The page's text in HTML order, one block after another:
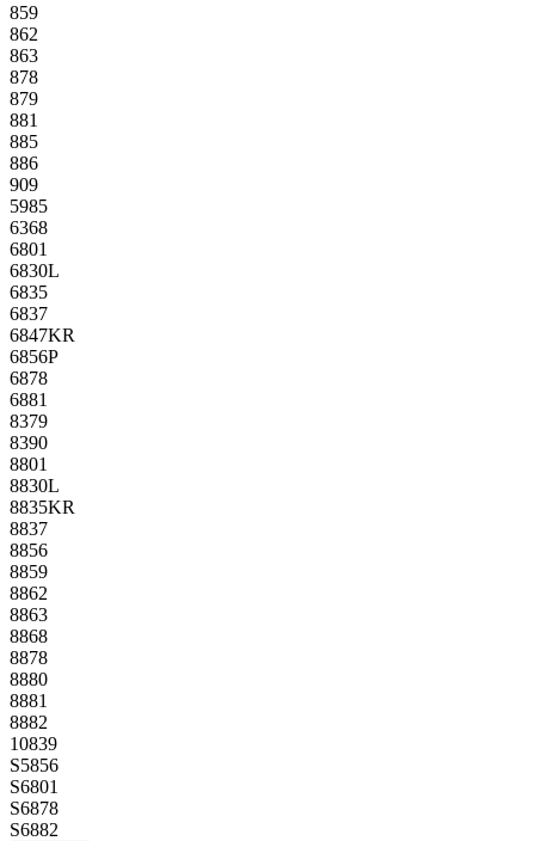
859
862
863
878
879
881
885
886
909
5985
6368
6801
6830L
6835
6837
6847KR
6856P
6878
6881
8379
8390
8801
8830L
8835KR
8837
8856
8859
8862
8863
8868
8878
8880
8881
8882
10839
S5856
S6801
S6878
S6882